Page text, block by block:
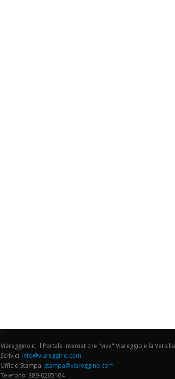
Viareggino.it, il Portale internet che "vive" Viareggio e la Versilia
Scrivici: info@viareggino.com
Ufficio Stampa: stampa@viareggino.com
Telefono: 389-0205164